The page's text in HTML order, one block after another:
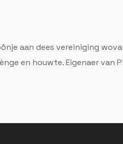
aan dees vereiniging
en houwte. Eigenaer